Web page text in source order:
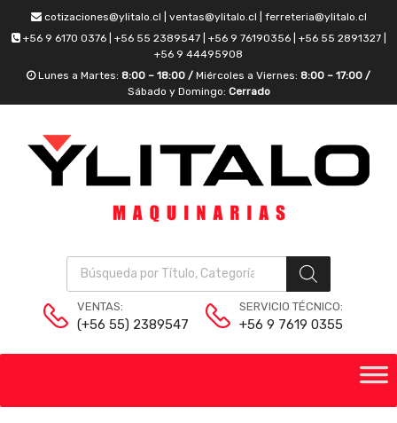
cotizaciones@ylitalo.cl | ventas@ylitalo.cl | ferreteria@ylitalo.cl
+56 9 6170 0376 | +56 55 2389547 | +56 9 76190356 | +56 55 2891327 |
+56 9 44495908
Lunes a Martes: 8:00 – 18:00 / Miércoles a Viernes: 8:00 – 17:00 /
Sábado y Domingo: Cerrado
VENTAS:
(+56 55) 2389547
SERVICIO TÉCNICO:
+56 9 7619 0355